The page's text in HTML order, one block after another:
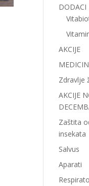
DODACI
AKCIJE
Zdravlje
AKCIJE
Zaštita
insekata
Salvus
Aparati